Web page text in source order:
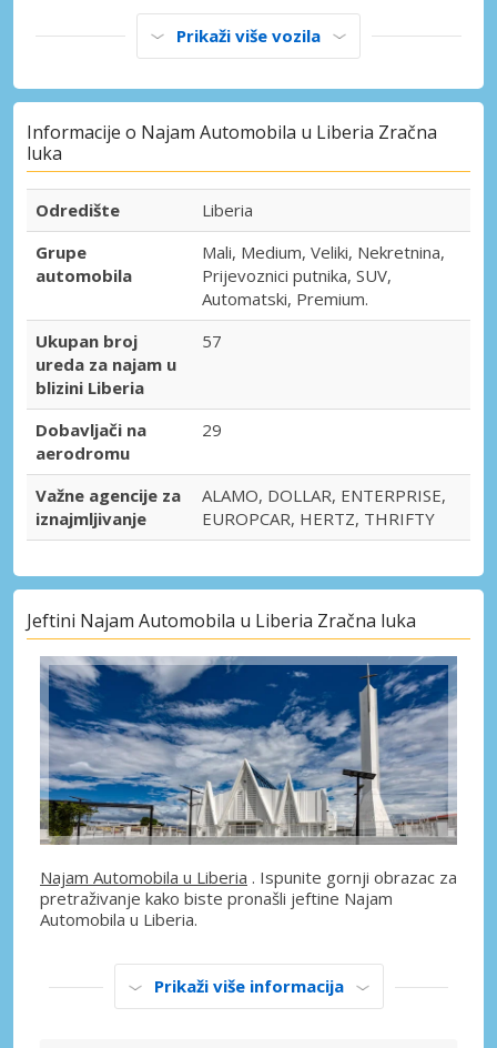
Prikaži više vozila
Informacije o Najam Automobila u Liberia Zračna
luka
Odredište
Liberia
Grupe
automobila
Mali, Medium, Veliki, Nekretnina,
Prijevoznici putnika, SUV,
Automatski, Premium.
Ukupan broj
ureda za najam u
blizini Liberia
57
Dobavljači na
aerodromu
29
Važne agencije za
iznajmljivanje
ALAMO, DOLLAR, ENTERPRISE,
EUROPCAR, HERTZ, THRIFTY
Jeftini Najam Automobila u Liberia Zračna luka
Najam Automobila u Liberia . Ispunite gornji obrazac za
pretraživanje kako biste pronašli jeftine Najam
Automobila u Liberia.
Prikaži više informacija